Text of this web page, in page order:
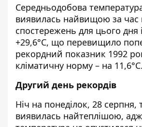
Середньодобова
виявилась найвищою за час
спостережень для цього дня
+29,6°С, що перевищило
рекордний показник 1992
кліматичну норму – на 11,6°С.
Другий день рекордів
Ніч на понеділок, 28 серпня,
виявилась найтеплішою,